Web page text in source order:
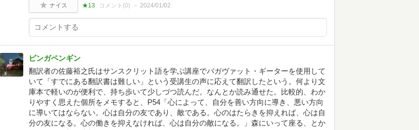
ナイス ★13 コメント(0) 2024/01/02
ピンガペンギン
翻訳者の佐藤裕之氏はサンスクリット語を学ぶ講座でバガヴァット・ギーターを使用して
いて「すでにある翻訳書は難しい」という受講生の声に応えて翻訳したという。何より文
庫本で軽いのが便利で、持ち歩いて少しづつ読んだ。なんとか読み通せた。比較的、わか
りやすく思えた個所をメモすると、P54「心によって、自分を善い方向に導き、悪い方向
に導いてはならない。心は自分の友であり、敵である。心のはたらきを抑えれば、心は自
分の友になる。心の働きを抑えなければ、心は自分の敵になる。」森にいって座る、とか